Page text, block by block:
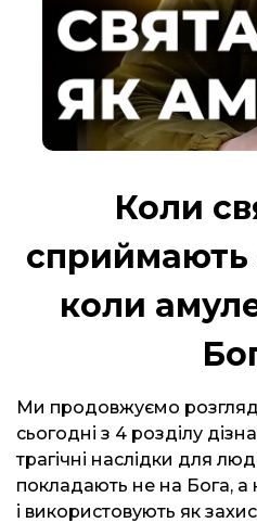
Коли
сприймають
коли
Ми продовжуємо розгляд
сьогодні з 4 розділу
трагічні наслідки для
покладають не на Бога, а
і використовують як